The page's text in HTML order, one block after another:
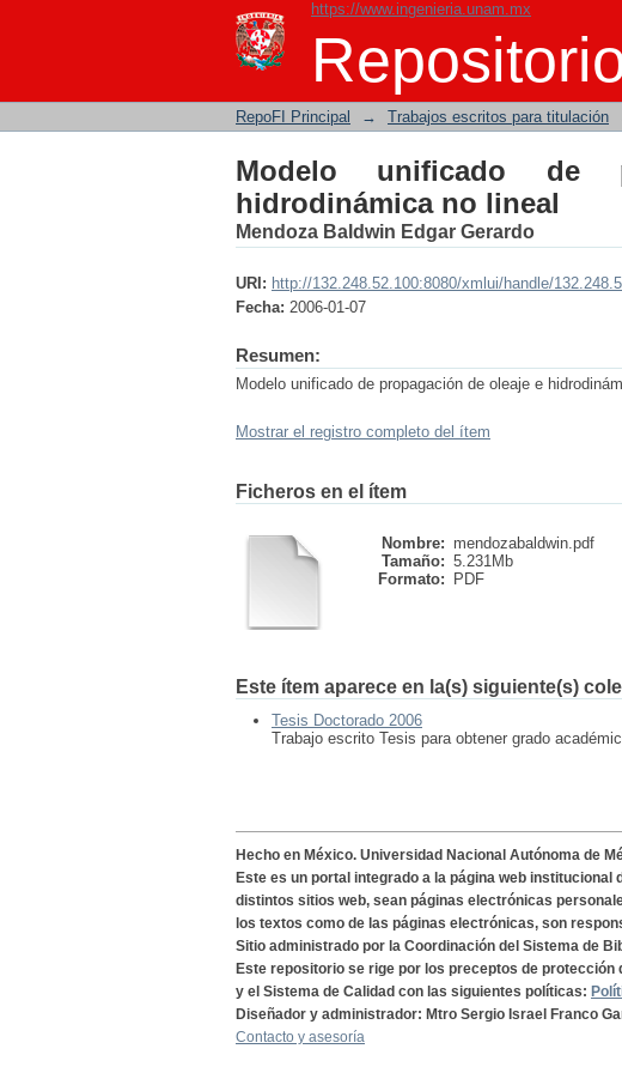
https://www.ingenieria.unam.mx
Modelo unificado de
RepoFI Principal → Trabajos escritos para titulación
Modelo unificado de
hidrodinámica no lineal
Mendoza Baldwin Edgar Gerardo
URI: http://132.248.52.100:8080/xmlui/handle/
Fecha: 2006-01-07
Resumen:
Modelo unificado de propagación de oleaje e
Mostrar el registro completo del ítem
Ficheros en el ítem
Nombre: mendozabaldwin.pdf
Tamaño: 5.231Mb
Formato:
PDF
Este ítem aparece en la(s) siguiente(s)
Tesis Doctorado 2006
Trabajo escrito Tesis para obtener grado
Hecho en México. Universidad Nacional Autónoma de
Este es un portal integrado a la página web
distintos sitios web, sean páginas electrónicas
los textos como de las páginas electrónicas, son
Sitio administrado por la Coordinación del Sistema de
Este repositorio se rige por los preceptos de protección
y el Sistema de Calidad con las siguientes políticas:
Diseñador y administrador: Mtro Sergio Israel Franco
Contacto y asesoría